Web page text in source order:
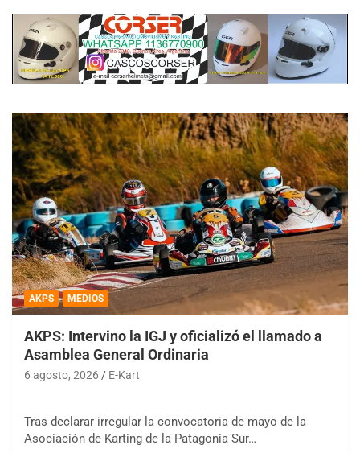
AKPS MEDIOS
AKPS: Intervino la IGJ y oficializó el llamado a
Asamblea General Ordinaria
6 agosto, 2026 E-Kart
Tras declarar irregular la convocatoria de mayo de la
Asociación de Karting de la Patagonia Sur…